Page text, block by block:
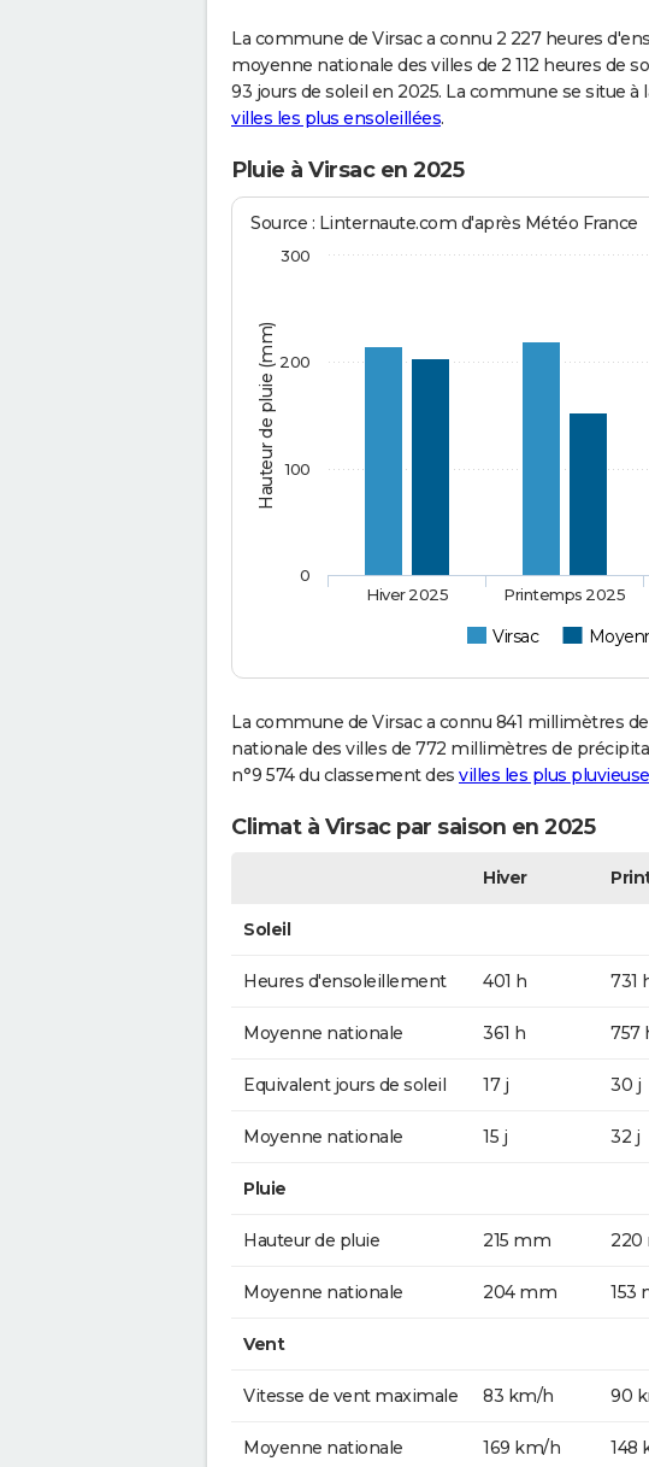
La commune de Virsac a connu 2 227 heures
moyenne nationale des villes de 2 112 heures de
93 jours de soleil en 2025. La commune se situe
villes les plus ensoleillées.
Pluie à Virsac en 2025
Hauteur de pluie (mm)
Source : Linternaute.com d'après Météo France
Virsac
Hiver 2025 Printemps 2025
0
100
200
300
La commune de Virsac a connu 841 millimètres
nationale des villes de 772 millimètres de
n°9 574 du classement des villes les plus
Climat à Virsac par saison en 2025
Hiver
Soleil
Heures d'ensoleillement 401 h 731
Moyenne nationale 361 h 757
Equivalent jours de soleil 17 j 30 j
Moyenne nationale 15 j 32 j
Pluie
Hauteur de pluie 215 mm
Moyenne nationale 204 mm 153
Vent
Vitesse de vent maximale 83 km/h 90
Moyenne nationale 169 km/h 148